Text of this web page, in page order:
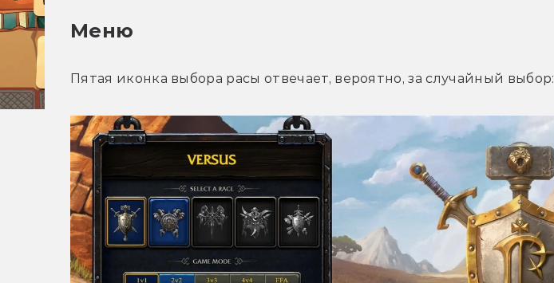
Меню
Пятая иконка выбора расы отвечает, вероятно, за случайный выбор: